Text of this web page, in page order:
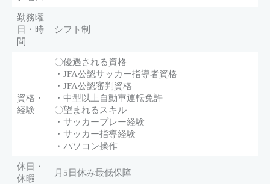
勤務曜
日・時
間
シフト制
資格・
経験
〇優遇される資格
・JFA公認サッカー指導者資格
・JFA公認審判資格
・中型以上自動車運転免許
〇望まれるスキル
・サッカープレー経験
・サッカー指導経験
・パソコン操作
休日・
休暇
月5日休み最低保障